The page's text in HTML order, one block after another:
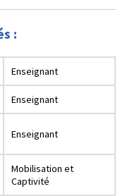
:
Enseignant
Enseignant
Enseignant
Mobilisation et
Captivité